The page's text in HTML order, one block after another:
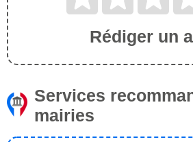
Rédiger un
Services
mairies